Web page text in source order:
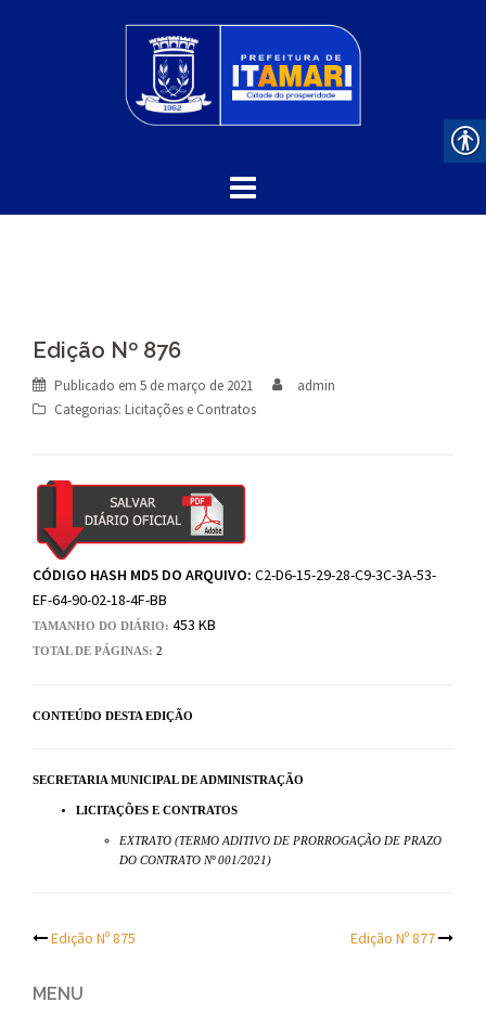
Edição Nº 876
Publicado em 5 de março de 2021
admin
Categorias: Licitações e Contratos
CÓDIGO HASH MD5 DO ARQUIVO: C2-D6-15-29-28-C9-3C-3A-53-
EF-64-90-02-18-4F-BB
TAMANHO DO DIÁRIO: 453 KB
TOTAL DE PÁGINAS: 2
CONTEÚDO DESTA EDIÇÃO
SECRETARIA MUNICIPAL DE ADMINISTRAÇÃO
LICITAÇÕES E CONTRATOS
EXTRATO (TERMO ADITIVO DE PRORROGAÇÃO DE PRAZO
DO CONTRATO Nº 001/2021)
Post
navigation
Edição Nº 875 Edição Nº 877
MENU